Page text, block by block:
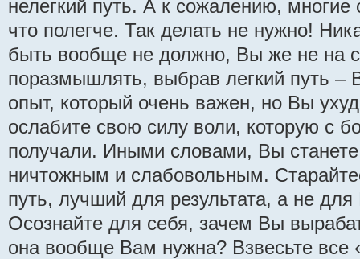
нелегкий путь. А к сожалению, многие
что полегче. Так делать не нужно!
быть вообще не должно, Вы же не на
поразмышлять, выбрав легкий путь –
опыт, который очень важен, но Вы
ослабите свою силу воли, которую с
получали. Иными словами, Вы
ничтожным и слабовольным.
путь, лучший для результата, а не
Осознайте для себя, зачем Вы
она вообще Вам нужна? Взвесьте все